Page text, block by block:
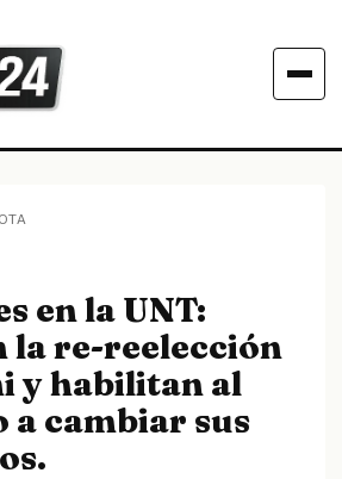
en la UNT:
la re-reelección
y habilitan al
a cambiar sus